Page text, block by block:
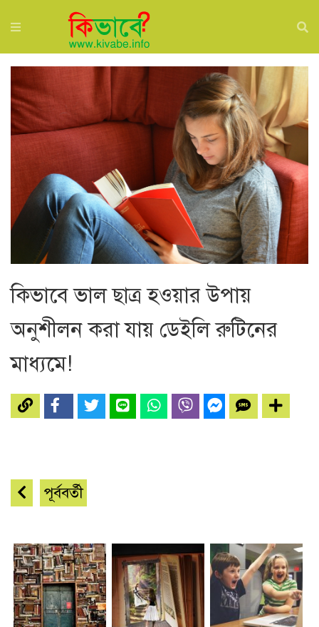
কিভাবে ভাল ছাত্র হওয়ার উপায়
অনুশীলন করা যায় ডেইলি রুটিনের
মাধ্যমে!
পূর্ববর্তী